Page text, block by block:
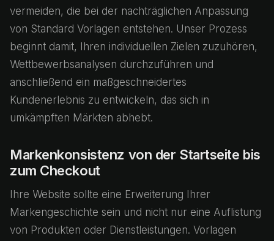
vermeiden, die bei der nachträglichen Anpassung
von Standard Vorlagen entstehen. Unser Prozess
beginnt damit, Ihren individuellen Zielen zuzuhören,
Wettbewerbsanalysen durchzuführen und
anschließend ein maßgeschneidertes
Kundenerlebnis zu entwickeln, das sich in
umkämpften Märkten abhebt.
Markenkonsistenz von der Startseite bis
zum Checkout
Ihre Website sollte eine Erweiterung Ihrer
Markengeschichte sein und nicht nur eine Auflistung
von Produkten oder Dienstleistungen. Vorlagen